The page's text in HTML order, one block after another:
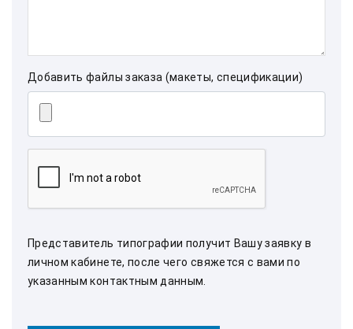
Добавить файлы заказа (макеты, спецификации)
Представитель типографии получит Вашу заявку в
личном кабинете, после чего свяжется с вами по
указанным контактным данным.